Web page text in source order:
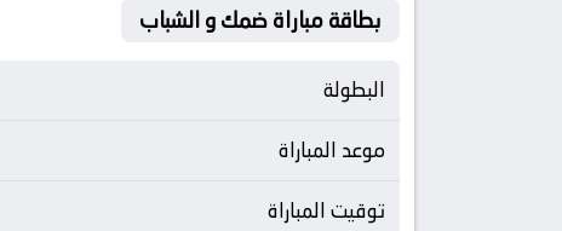
بطاقة مباراة ضمك و الشباب
البطولة
موعد المباراة
توقيت المباراة